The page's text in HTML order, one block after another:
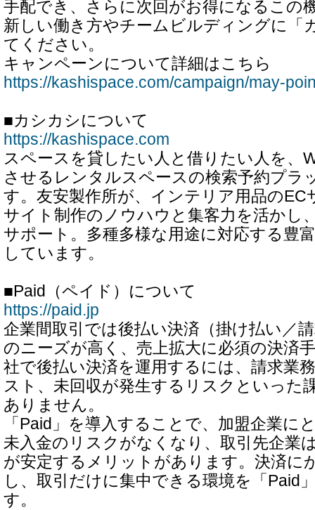
手配でき、さらに次回がお得になるこの
新しい働き方やチームビルディングに「
てください。
キャンペーンについて詳細はこちら
https://kashispace.com/campaign/may-
■カシカシについて
https://kashispace.com
スペースを貸したい人と借りたい人を、
させるレンタルスペースの検索予約プラ
す。友安製作所が、インテリア用品のEC
サイト制作のノウハウと集客力を活かし
サポート。多種多様な用途に対応する豊
しています。
■Paid（ペイド）について
https://paid.jp
企業間取引では後払い決済（掛け払い／
のニーズが高く、売上拡大に必須の決済
社で後払い決済を運用するには、請求業
スト、未回収が発生するリスクといった
ありません。
「Paid」を導入することで、加盟企業に
未入金のリスクがなくなり、取引先企業
が安定するメリットがあります。決済に
し、取引だけに集中できる環境を「Paid
す。